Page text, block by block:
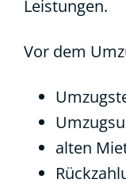
Leistungen.
Vor dem
alten